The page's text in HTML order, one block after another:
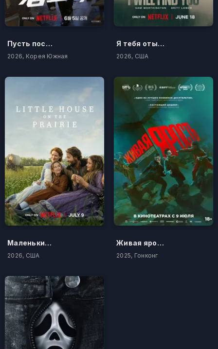
Пусть послужит вам уроком
2026, Корея Южная
Я тебя отыщу
2026, США
Маленький домик в прериях
2026, США
Живая ярость
2025, Гонконг